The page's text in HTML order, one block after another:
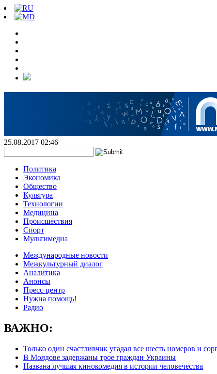
25.08.2017 02:46
Политика
Экономика
Общество
Культура
Технологии
Медицина
Происшествия
Спорт
Мультимедиа
Международные новости
Межкультурный диалог
Аналитика
Анонсы
Пресс-центр
Нужна помощь!
Радио
ВАЖНО:
Только один счастливчик угадал все шесть номеров и
В Молдове задержаны трое граждан Украины
Названа лучшая кинокомедия в истории человечества